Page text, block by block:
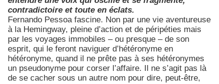
contradictoire et toute en éclats.
Fernando Pessoa fascine. Non par une vie aventureuse
à la Hemingway, pleine d’action et de péripéties mais
par les voyages immobiles – ou presque – de son
esprit, qui le feront naviguer d’hétéronyme en
hétéronyme, quand il ne prête pas à ses hétéronymes
un pseudonyme pour corser l’affaire. Il ne s’agit pas là
de se cacher sous un autre nom pour dire, peut-être,